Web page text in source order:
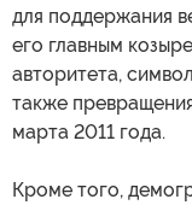
для поддержания
его главным
авторитета,
также
марта 2011 года.
Кроме того,